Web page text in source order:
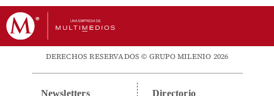
DERECHOS RESERVADOS © GRUPO MILENIO 2026
Newsletters Directorio